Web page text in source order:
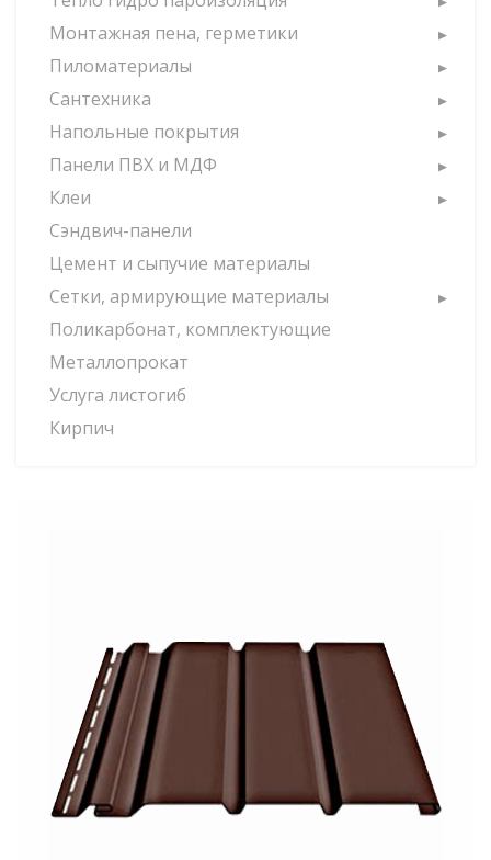
Монтажная пена, герметики
Пиломатериалы
Сантехника
Напольные покрытия
Панели ПВХ и МДФ
Клеи
Сэндвич-панели
Цемент и сыпучие материалы
Сетки, армирующие материалы
Поликарбонат, комплектующие
Металлопрокат
Услуга листогиб
Кирпич